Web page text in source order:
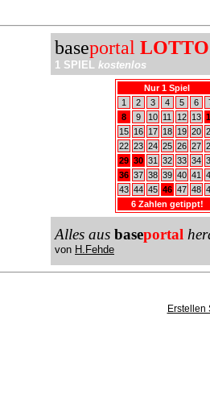
baseportal LOTTO
1 SPIEL kostenlos
Nur 1 Spiel
1
2 3 4 5 6
8
9 10 11 12 13
15
16 17 18 19 20
22 23 24 25 26 27
29 30 31 32 33 34
36 37 38 39 40 41
43 44 45 46 47 48
6 Zahlen getippt!
Alles aus baseportal
von H.Fehde
Erstellen